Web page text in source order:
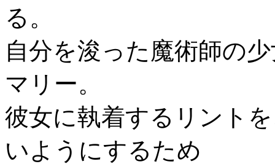
る。
自分を浚った魔術師の
マリー。
彼女に執着するリント
いようにするため